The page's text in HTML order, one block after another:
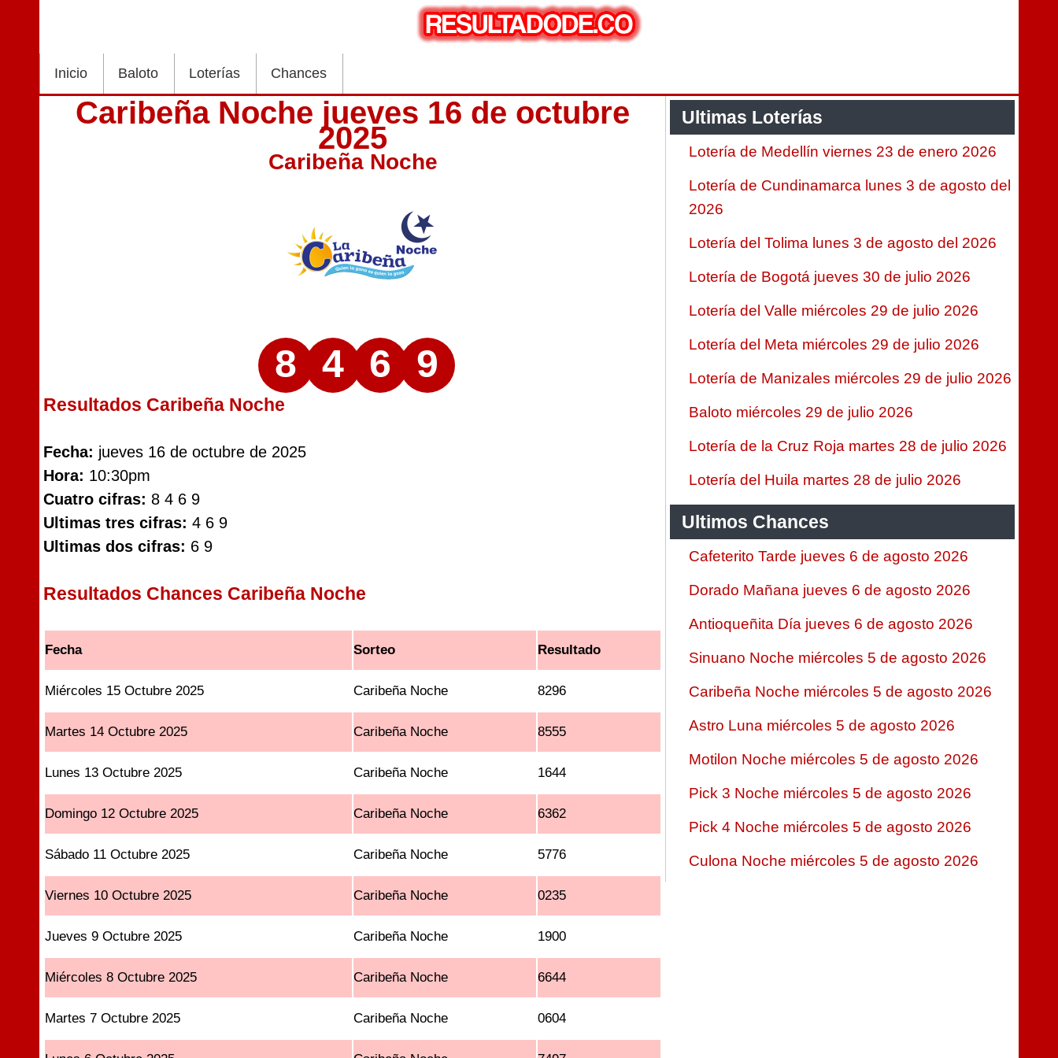
Inicio Baloto Loterías Chances
Caribeña Noche jueves 16 de octubre
2025
Caribeña Noche
8 4 6 9
Resultados Caribeña Noche
Fecha: jueves 16 de octubre de 2025
Hora: 10:30pm
Cuatro cifras: 8 4 6 9
Ultimas tres cifras: 4 6 9
Ultimas dos cifras: 6 9
Resultados Chances Caribeña Noche
Fecha Sorteo Resultado
Miércoles 15 Octubre 2025 Caribeña Noche 8296
Martes 14 Octubre 2025 Caribeña Noche 8555
Lunes 13 Octubre 2025 Caribeña Noche 1644
Domingo 12 Octubre 2025 Caribeña Noche 6362
Sábado 11 Octubre 2025 Caribeña Noche 5776
Viernes 10 Octubre 2025 Caribeña Noche 0235
Jueves 9 Octubre 2025 Caribeña Noche 1900
Miércoles 8 Octubre 2025 Caribeña Noche 6644
Martes 7 Octubre 2025 Caribeña Noche 0604
Ultimas Loterías
Lotería de Medellín viernes 23 de enero 2026
Lotería de Cundinamarca lunes 3 de agosto del
2026
Lotería del Tolima lunes 3 de agosto del 2026
Lotería de Bogotá jueves 30 de julio 2026
Lotería del Valle miércoles 29 de julio 2026
Lotería del Meta miércoles 29 de julio 2026
Lotería de Manizales miércoles 29 de julio 2026
Baloto miércoles 29 de julio 2026
Lotería de la Cruz Roja martes 28 de julio 2026
Lotería del Huila martes 28 de julio 2026
Ultimos Chances
Cafeterito Tarde jueves 6 de agosto 2026
Dorado Mañana jueves 6 de agosto 2026
Antioqueñita Día jueves 6 de agosto 2026
Sinuano Noche miércoles 5 de agosto 2026
Caribeña Noche miércoles 5 de agosto 2026
Astro Luna miércoles 5 de agosto 2026
Motilon Noche miércoles 5 de agosto 2026
Pick 3 Noche miércoles 5 de agosto 2026
Pick 4 Noche miércoles 5 de agosto 2026
Culona Noche miércoles 5 de agosto 2026